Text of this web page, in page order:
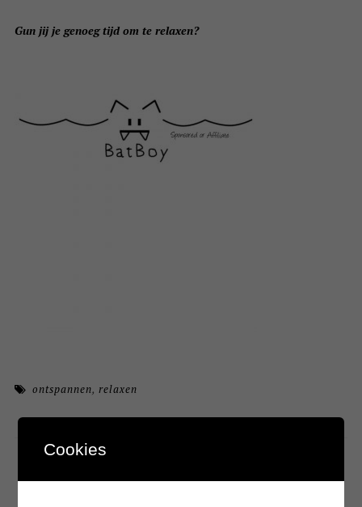
Gun jij je genoeg tijd om te relaxen?
ontspannen,relaxen
Cookies